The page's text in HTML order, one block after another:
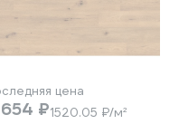
цена
₽1520.05 ₽/м²